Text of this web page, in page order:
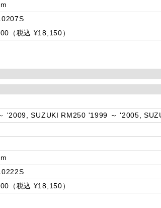
（税込 ¥18,150）
'2009, SUZUKI RM250 '1999 ～ '2005,
（税込 ¥18,150）